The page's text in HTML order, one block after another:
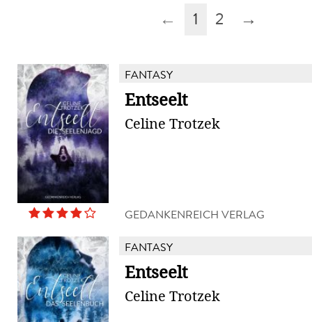
← 1 2 →
FANTASY
Entseelt
Celine Trotzek
GEDANKENREICH VERLAG
FANTASY
Entseelt
Celine Trotzek